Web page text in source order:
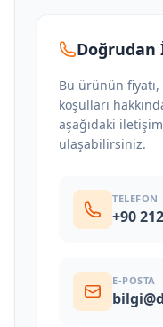
Doğrudan
Bu ürünün
koşulları
aşağıdaki
ulaşabilirsiniz.
TELEFON
+90
E-POSTA